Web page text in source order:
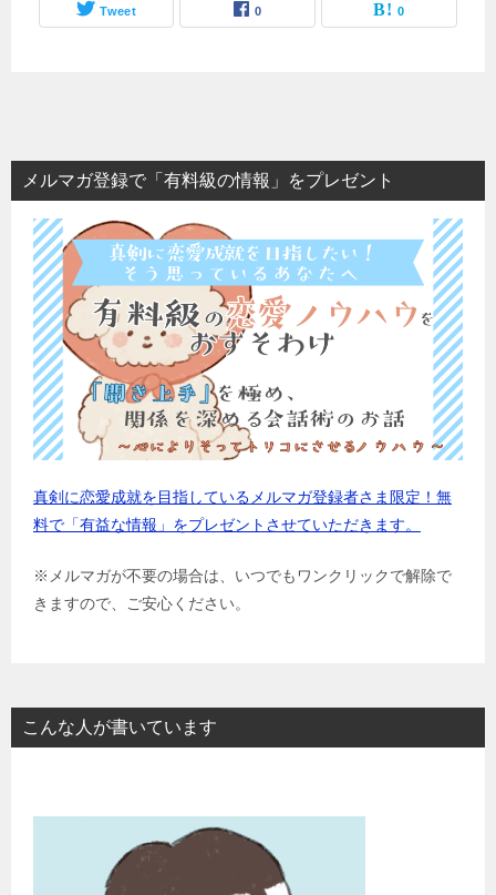
Tweet 0 0
メルマガ登録で「有料級の情報」をプレゼント
真剣に恋愛成就を目指しているメルマガ登録者さま限定！無
料で「有益な情報」をプレゼントさせていただきます。
※メルマガが不要の場合は、いつでもワンクリックで解除で
きますので、ご安心ください。
こんな人が書いています